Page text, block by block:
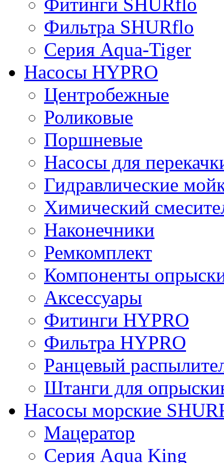
Фильтра SHURflo
Серия Aqua-Tiger
Насосы HYPRO
Центробежные
Роликовые
Поршневые
Насосы для
Гидравлические
Химический
Наконечники
Ремкомплект
Компоненты
Аксессуары
Фитинги HYPRO
Фильтрa HYPRO
Ранцевый
Штанги для
Насосы морские
Мацератор
Серия Aqua King